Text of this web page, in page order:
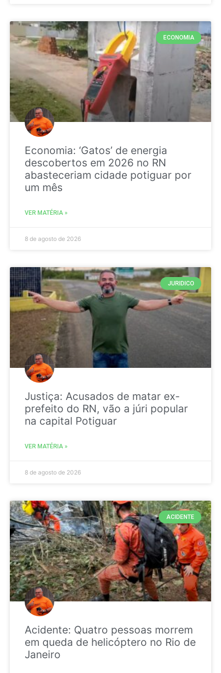
ECONOMIA
Economia: ‘Gatos’ de energia
descobertos em 2026 no RN
abasteceriam cidade potiguar por
um mês
VER MATÉRIA »
8 de agosto de 2026
JURIDICO
Justiça: Acusados de matar ex-
prefeito do RN, vão a júri popular
na capital Potiguar
VER MATÉRIA »
8 de agosto de 2026
ACIDENTE
Acidente: Quatro pessoas morrem
em queda de helicóptero no Rio de
Janeiro